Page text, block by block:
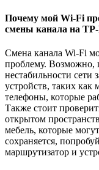
Почему мой Wi-Fi
смены канала на
Смена канала Wi-Fi
проблему. Возможно,
нестабильности сети
устройств, таких
телефоны, которые
Также стоит
открытом
мебель, которые
сохраняется,
маршрутизатор и